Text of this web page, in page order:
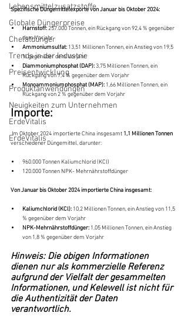
Lebensmittelzusatzstoffe
Globale Düngerpreise
Chelatdünger
Trends in der Industrie
Preisentwicklung
Produktanwendungen
Neuigkeiten zum Unternehmen
ErdeVitalis
ErdeVitalis
Spezifische Düngemittelexporte von Januar bis Oktober 2024:
Harnstoff: 257.000 Tonnen, ein Rückgang von 92,4 % gegenüber
dem Vorjahr
Ammoniumsulfat: 13,51 Millionen Tonnen, ein Anstieg von 19,5
% gegenüber dem Vorjahr
Diammoniumphosphat (DAP): 3,75 Millionen Tonnen, ein
Rückgang von 7,4 % gegenüber dem Vorjahr
Monoammoniumphosphat (MAP): 1,66 Millionen Tonnen, ein
Rückgang von 2 % gegenüber dem Vorjahr
Importe:
Im Oktober 2024 importierte China insgesamt 1,1 Millionen Tonnen
verschiedener Düngemittel, darunter:
960.000 Tonnen Kaliumchlorid (KCl)
120.000 Tonnen NPK- Mehrnährstoffdünger
Von Januar bis Oktober 2024 importierte China insgesamt:
Kaliumchlorid (KCl): 10,2 Millionen Tonnen, ein Anstieg von 11,5
% gegenüber dem Vorjahr
NPK-Mehrnährstoffdünger: 1,05 Millionen Tonnen, ein Anstieg
von 1,8 % gegenüber dem Vorjahr
Hinweis: Die obigen Informationen
dienen nur als kommerzielle Referenz
aufgrund der Vielfalt der gesammelten
Informationen, und Kelewell ist nicht für
die Authentizität der Daten
verantwortlich.